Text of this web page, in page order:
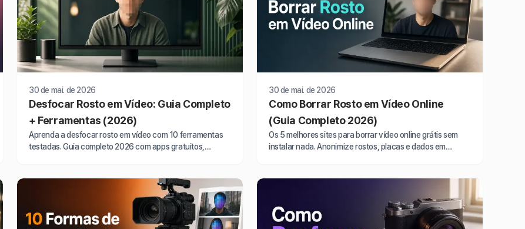
30 de mai. de 2026
Desfocar Rosto em Vídeo: Guia Completo
+ Ferramentas (2026)
Aprenda a desfocar rosto em vídeo com 10 ferramentas
testadas. Guia completo 2026 com apps gratuitos,
30 de mai. de 2026
Como Borrar Rosto em Vídeo Online
(Guia Completo 2026)
Os 5 melhores sites para borrar vídeo online grátis sem
instalar nada. Anonimize rostos, placas e dados em